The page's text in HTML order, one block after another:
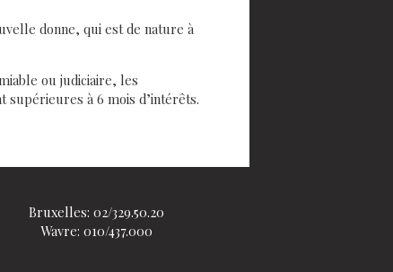
donne, qui est de nature à
ou judiciaire, les
à 6 mois d’intérêts.
Bruxelles: 02/329.50.20
Wavre: 010/437.000